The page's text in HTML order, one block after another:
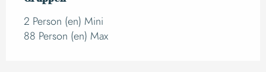
2 Person (en) Mini
88 Person (en) Max